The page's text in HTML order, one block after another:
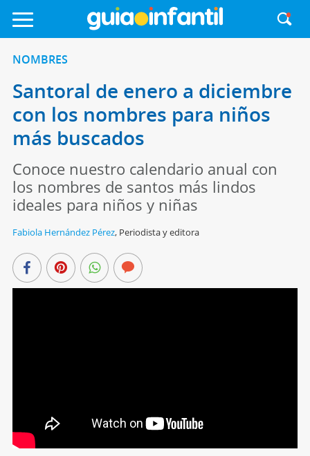
NOMBRES
Santoral de enero a diciembre
con los nombres para niños
más buscados
Conoce nuestro calendario anual con
los nombres de santos más lindos
ideales para niños y niñas
Fabiola Hernández Pérez, Periodista y editora